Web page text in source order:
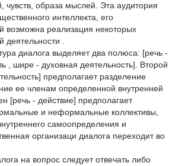
чувств, образа мыслей. Эта аудитория
интеллекта, его
возможна реализация некоторых
деятельности .
диалога выделяет два полюса: [речь -
, шире - духовная деятельность]. Второй
предполагает разделение
ее членам определенной внутренней
[речь - действие] предполагает
и неформальные коллективы,
самоопределения и
организаци диалога переходит во
на вопрос следует отвечать либо